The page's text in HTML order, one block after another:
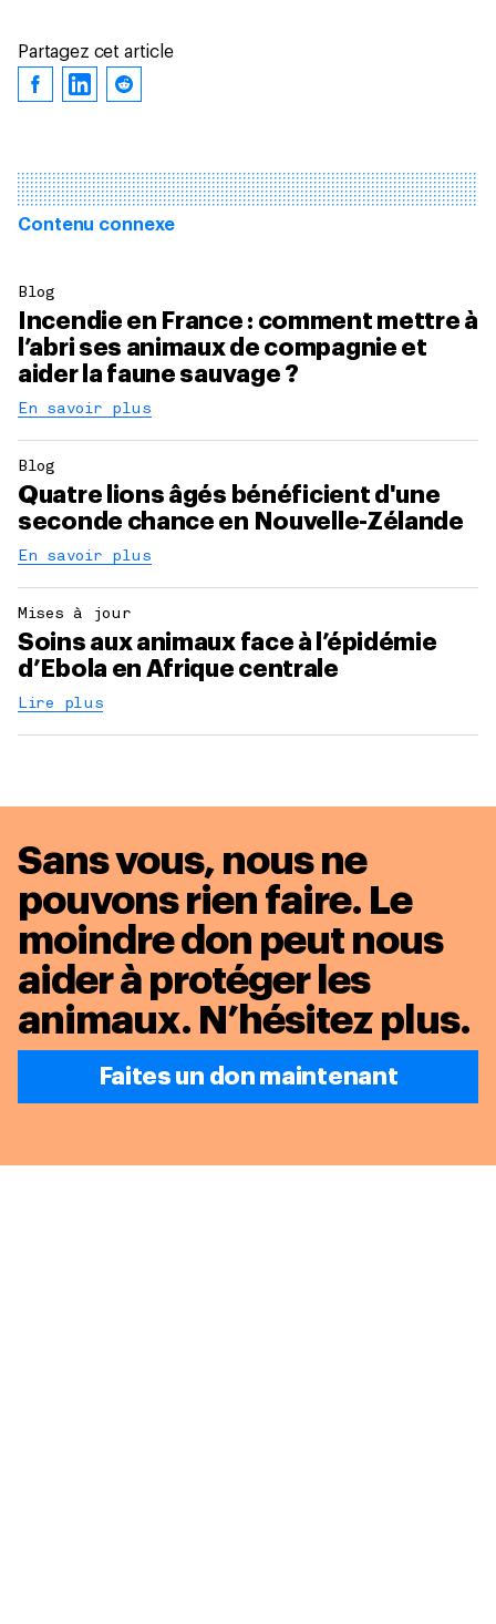
Partagez cet article
Contenu connexe
Blog
Incendie en France : comment mettre à
l’abri ses animaux de compagnie et
aider la faune sauvage ?
En savoir plus
Blog
Quatre lions âgés bénéficient d'une
seconde chance en Nouvelle-Zélande
En savoir plus
Mises à jour
Soins aux animaux face à l’épidémie
d’Ebola en Afrique centrale
Lire plus
Sans vous, nous ne
pouvons rien faire. Le
moindre don peut nous
aider à protéger les
animaux. N’hésitez plus.
Faites un don maintenant